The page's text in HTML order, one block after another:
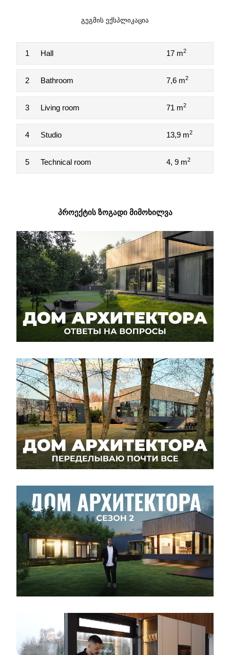
ᲒᲔᲒᲛᲘᲡ ᲔᲥᲡᲞᲚᲘᲙᲐᲪᲘᲐ
1 Hall 17 m2
2 Bathroom 7,6 m2
3 Living room 71 m2
4 Studio 13,9 m2
5 Technical room 4, 9 m2
ᲞᲠᲝᲔᲥᲢᲘᲡ ᲖᲝᲒᲐᲓᲘ ᲛᲘᲛᲝᲮᲘᲚᲕᲐ